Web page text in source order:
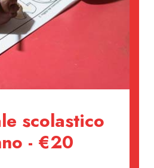
scolastico
- €20